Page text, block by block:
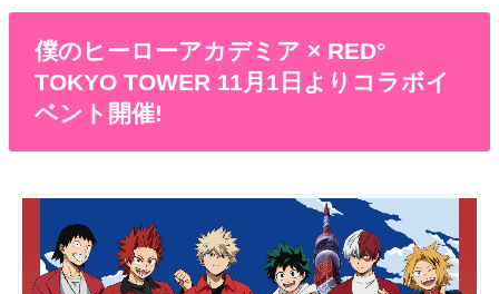
僕のヒーローアカデミア × RED°
TOKYO TOWER 11月1日よりコラボイ
ベント開催!